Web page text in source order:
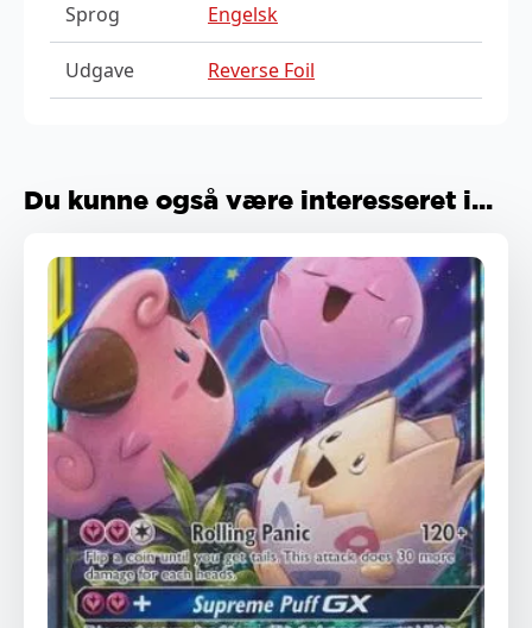
Sprog Engelsk
Udgave Reverse Foil
Du kunne også være interesseret i...